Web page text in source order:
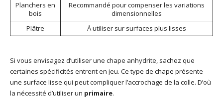
Planchers en
bois
Recommandé pour compenser les variations
dimensionnelles
Plâtre
À utiliser sur surfaces plus lisses
Si vous envisagez d’utiliser une chape anhydrite, sachez que
certaines spécificités entrent en jeu. Ce type de chape présente
une surface lisse qui peut compliquer l’accrochage de la colle. D’où
la nécessité d’utiliser un primaire.